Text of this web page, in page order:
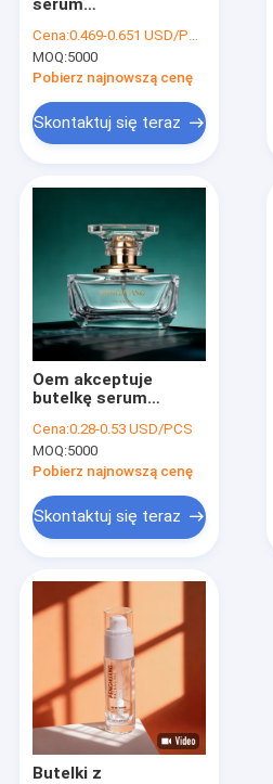
Produkty
O nas
Wycieczka po fabryce
Kontrola jakości
Poproś o wycenę
Plastikowe butelki do
Plastikowe słoiki do pakowania
Plastikowa butelka z pianki
Plastikowa butelka na balsam
serum
zgodnie z wysokimi
standardami i
funkcjonalnością
opakowań
kosmetycznych i
Cena:0.469-0.651 USD/PCS
MOQ:5000
Pobierz najnowszą cenę
Skontaktuj się teraz
Oem akceptuje
butelkę serum
bambusowym
kroplomierzem,
złotym, srebrnym,
opakowaniem do
olejków eterycznych,
kosmetyków i
pielęgnacji skóry
Cena:0.28-0.53 USD/PCS
MOQ:5000
Pobierz najnowszą cenę
Skontaktuj się teraz
Butelki z